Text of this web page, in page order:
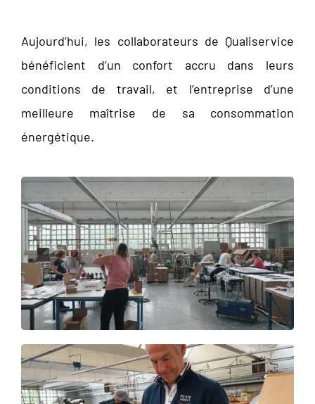
Aujourd’hui, les collaborateurs de Qualiservice
bénéficient d’un confort accru dans leurs
conditions de travail, et l’entreprise d’une
meilleure maîtrise de sa consommation
énergétique.